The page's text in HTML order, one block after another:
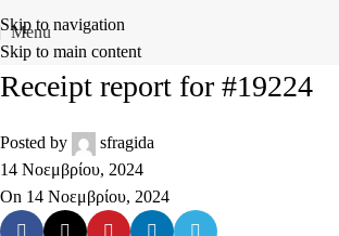
Skip to navigation
Skip to main content
Menu
Receipt report for #19224
Posted by
sfragida
14 Νοεμβρίου, 2024
On 14 Νοεμβρίου, 2024